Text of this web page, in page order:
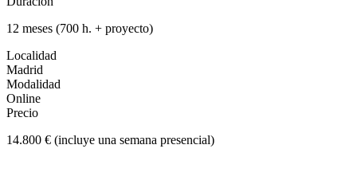
12 meses (700 h. + proyecto)
Localidad
Madrid
Modalidad
Online
Precio
14.800 € (incluye una semana presencial)